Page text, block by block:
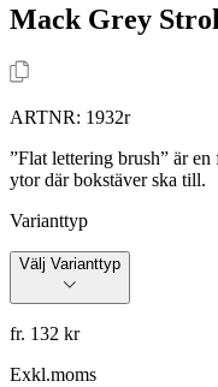
Mack Grey
ARTNR: 1932r
”Flat lettering brush” är
ytor där bokstäver ska till.
Varianttyp
Välj Varianttyp
fr. 132 kr
Exkl.moms